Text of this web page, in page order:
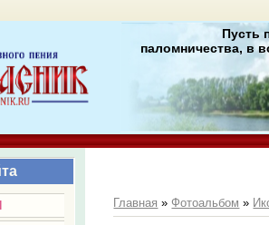
Пусть
паломничества, в
Главная »Фотоальбом »